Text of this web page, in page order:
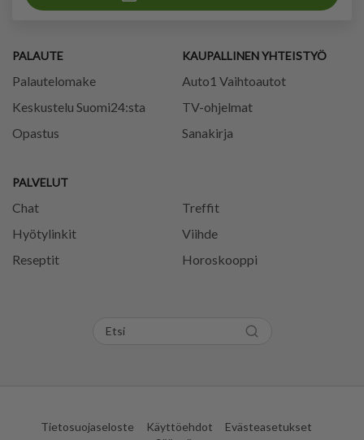
PALAUTE
Palautelomake
Keskustelu Suomi24:sta
Opastus
PALVELUT
Chat
Treffit
Hyötylinkit
Viihde
Reseptit
Horoskooppi
KAUPALLINEN YHTEISTYÖ
Auto1 Vaihtoautot
TV-ohjelmat
Sanakirja
Tietosuojaseloste Käyttöehdot
Evästeasetukset